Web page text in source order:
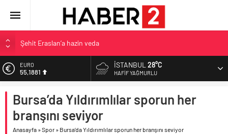
Şehit Eraslan’a hazin veda
Toprak Razgatlıoğlu Çekya’da ikinci oldu
Malatya’da Bakırcılar Çarşısı’na ilk kazma
İzmit Belediyesi’nden Tepeköy’de asfalt mesaisi
EURO
55,1881
6.660,55
BİST
13.779,39
İSTANBUL28°C
HAFIF YAĞMURLU
Bursa’da Yıldırımlılar sporun her
branşını seviyor
Anasayfa »Spor » Bursa’da Yıldırımlılar sporun her branşını seviyor